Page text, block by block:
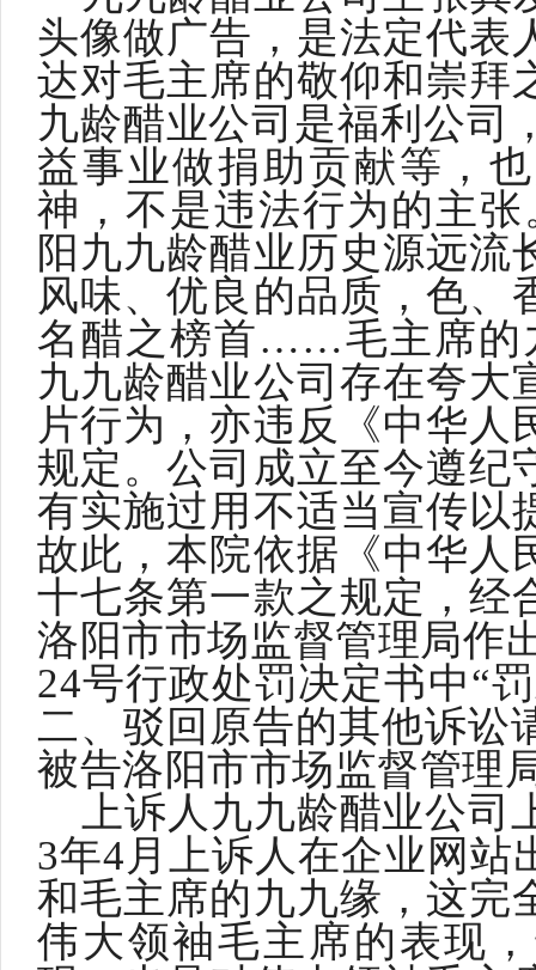
头像做广告，是法定代表
达对毛主席的敬仰和崇拜
九龄醋业公司是福利公司
益事业做捐助贡献等，
神，不是违法行为的主
阳九九龄醋业历史源远流
风味、优良的品质，色、
名醋之榜首……毛主席的
九九龄醋业公司存在夸大
片行为，亦违反《中华人
规定。公司成立至今遵纪
有实施过用不适当宣传以
故此，本院依据《中华人
十七条第一款之规定，经
洛阳市市场监督管理局作
24号行政处罚决定书中“
二、驳回原告的其他诉讼
被告洛阳市市场监督管理
上诉人九九龄醋业公司
3年4月上诉人在企业网站
和毛主席的九九缘，这完
伟大领袖毛主席的表现